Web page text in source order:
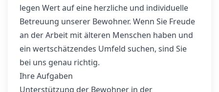
legen Wert auf eine herzliche und individuelle
Betreuung unserer Bewohner. Wenn Sie Freude
an der Arbeit mit älteren Menschen haben und
ein wertschätzendes Umfeld suchen, sind Sie
bei uns genau richtig.
Ihre Aufgaben
Unterstützung der Bewohner in der